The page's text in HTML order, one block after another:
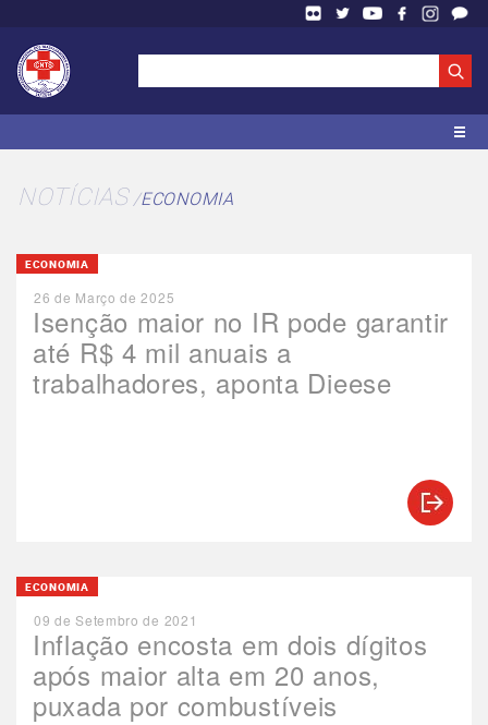
NOTÍCIAS ECONOMIA
Isenção maior no IR pode garantir
até R$ 4 mil anuais a
trabalhadores, aponta Dieese
ECONOMIA
26 de Março de 2025
Inflação encosta em dois dígitos
após maior alta em 20 anos,
puxada por combustíveis
ECONOMIA
09 de Setembro de 2021